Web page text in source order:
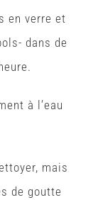
en verre et
dans de
à l’eau
mais
de goutte